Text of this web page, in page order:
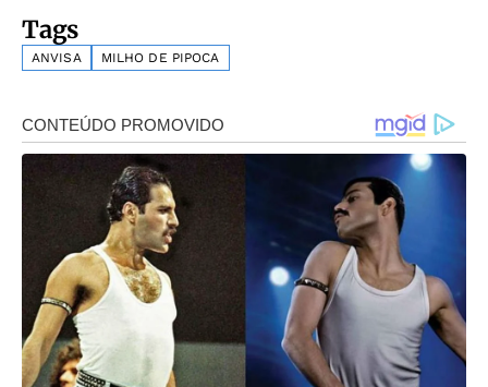
Tags
ANVISA MILHO DE PIPOCA